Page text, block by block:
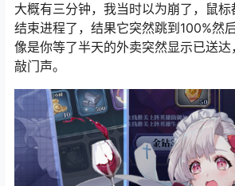
大概有三分钟，我当时以为崩了，鼠
结束进程了，结果它突然跳到100%然
像是你等了半天的外卖突然显示已送达
敲门声。